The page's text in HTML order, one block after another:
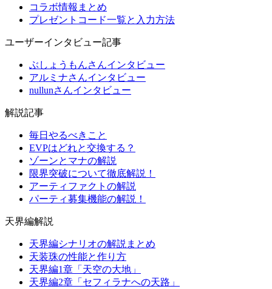
コラボ情報まとめ
プレゼントコード一覧と入力方法
ユーザーインタビュー記事
ぶしょうもんさんインタビュー
アルミナさんインタビュー
nullunさんインタビュー
解説記事
毎日やるべきこと
EVPはどれと交換する？
ゾーンとマナの解説
限界突破について徹底解説！
アーティファクトの解説
パーティ募集機能の解説！
天界編解説
天界編シナリオの解説まとめ
天装珠の性能と作り方
天界編1章「天空の大地」
天界編2章「セフィラナへの天路」